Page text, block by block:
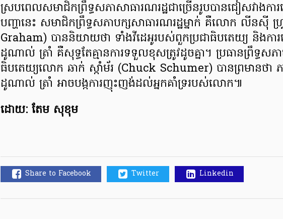
ស្របពេលសមាជិកព្រឹទ្ធសភាសាធារណរដ្ឋជាច្រើនរូបបានជៀសវាងការ
បញ្ហានេះ សមាជិកព្រឹទ្ធសភាបក្សសាធារណរដ្ឋម្នាក់ គឺលោក លីនស៊ី
Graham) បាននិយាយថា ទាំងវីដេអូរបស់ពួកប្រជាធិបតេយ្យ និងក
ដូណាល់ ត្រាំ គឺសុទ្ធតែគ្មានការទទួលខុសត្រូវដូចគ្នា។ ប្រធានព្រឹទ្ធស
ធិបតេយ្យលោក ឆាក់ ស្កាំម័រ (Chuck Schumer) បានព្រមានថ
ដូណាល់ ត្រាំ អាចបង្កការញុះញង់ដល់អ្នកគាំទ្ររបស់លោក៕
ដោយ: តែម សុខុម
Share to Facebook Twitter Linkedin